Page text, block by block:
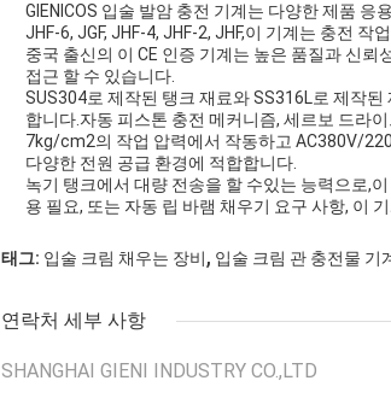
GIENICOS 입술 발암 충전 기계는 다양한 제품
JHF-6, JGF, JHF-4, JHF-2, JHF,이 기계는 충전 작
중국 출신의 이 CE 인증 기계는 높은 품질과 신
접근 할 수 있습니다.
SUS304로 제작된 탱크 재료와 SS316L로 제작
합니다.자동 피스톤 충전 메커니즘, 세르보 드라
7kg/cm2의 작업 압력에서 작동하고 AC380V/
다양한 전원 공급 환경에 적합합니다.
녹기 탱크에서 대량 전송을 할 수있는 능력으로,
용 필요, 또는 자동 립 바램 채우기 요구 사항, 이
태그: 입술 크림 채우는 장비, 입술 크림 관 충전물 기
연락처 세부 사항
SHANGHAI GIENI INDUSTRY CO.,LTD